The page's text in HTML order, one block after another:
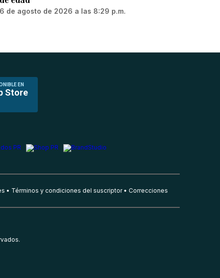
6 de agosto de 2026 a las 8:29 p.m.
EN
Store
Términos y condiciones del suscriptor Correcciones